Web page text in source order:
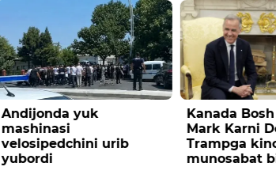
Andijonda yuk
mashinasi
velosipedchini urib
yubordi
Kanada
Mark Karni
Trampga
munosabat